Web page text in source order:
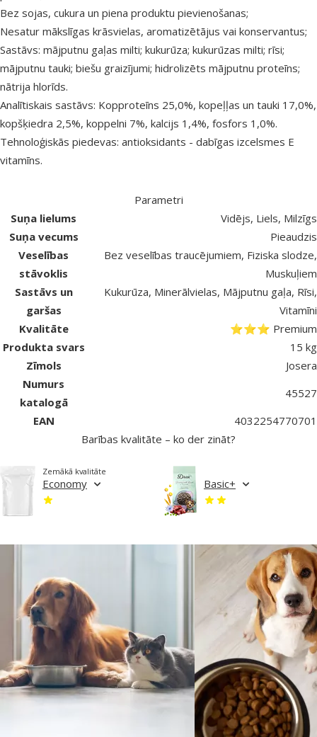
Bez sojas, cukura un piena produktu pievienošanas;
Nesatur mākslīgas krāsvielas, aromatizētājus vai konservantus;
Sastāvs: mājputnu gaļas milti; kukurūza; kukurūzas milti; rīsi;
mājputnu tauki; biešu graizījumi; hidrolizēts mājputnu proteīns;
nātrija hlorīds.
Analītiskais sastāvs: Kopproteīns 25,0%, kopeļļas un tauki 17,0%,
kopšķiedra 2,5%, koppelni 7%, kalcijs 1,4%, fosfors 1,0%.
Tehnoloģiskās piedevas: antioksidants - dabīgas izcelsmes E
vitamīns.
Parametri
Suņa lielums
Vidējs, Liels, Milzīgs
Suņa vecums
Pieaudzis
Veselības
stāvoklis
Bez veselības traucējumiem, Fiziska slodze,
Muskuļiem
Sastāvs un
garšas
Kukurūza, Minerālvielas, Mājputnu gaļa, Rīsi,
Vitamīni
Kvalitāte
⭐⭐⭐ Premium
Produkta svars
15 kg
Zīmols
Josera
Numurs
katalogā
45527
EAN
4032254770701
Barības kvalitāte – ko der zināt?
Economy
Zemākā kvalitāte
Basic+